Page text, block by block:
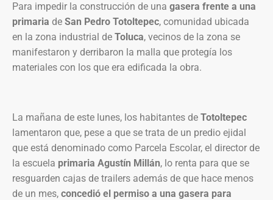
Para impedir la construcción de una gasera frente a una
primaria de San Pedro Totoltepec, comunidad ubicada
en la zona industrial de Toluca, vecinos de la zona se
manifestaron y derribaron la malla que protegía los
materiales con los que era edificada la obra.
La mañana de este lunes, los habitantes de Totoltepec
lamentaron que, pese a que se trata de un predio ejidal
que está denominado como Parcela Escolar, el director de
la escuela primaria Agustín Millán, lo renta para que se
resguarden cajas de trailers además de que hace menos
de un mes, concedió el permiso a una gasera para